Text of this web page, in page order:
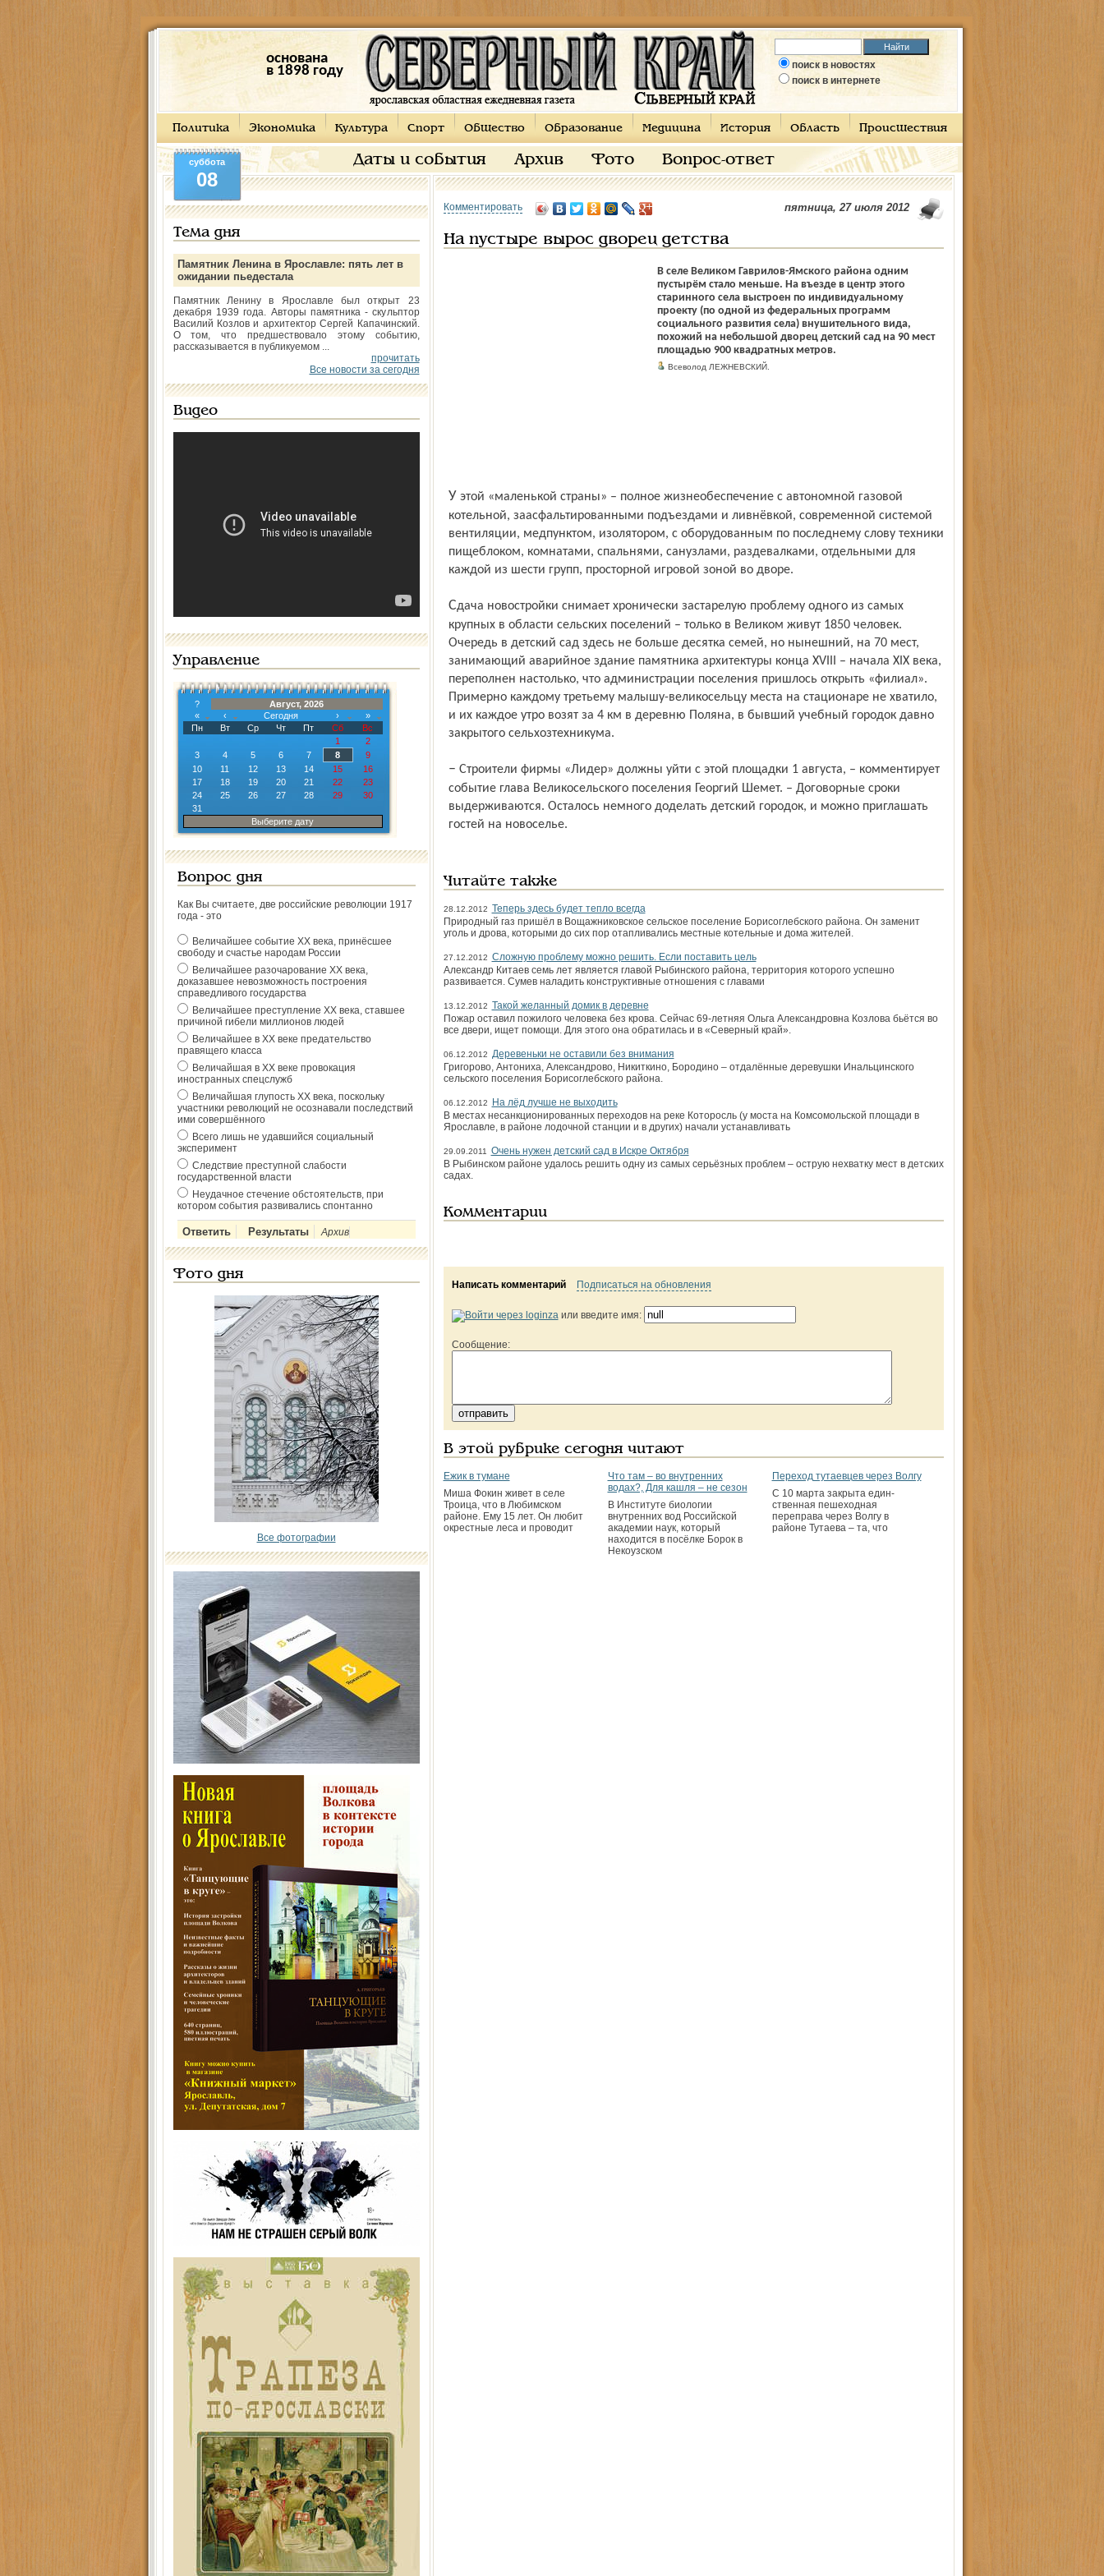
основана
в 1898 году
поиск в новостях
поиск в интернете
Политика Экономика Культура Спорт Общество Образование Медицина История Область Происшествия
Даты и события Архив Фото Вопрос-ответ
суббота
08
Тема дня
Памятник Ленина в Ярославле: пять лет в
ожидании пьедестала
Памятник Ленину в Ярославле был открыт 23
декабря 1939 года. Авторы памятника - скульптор
Василий Козлов и архитектор Сергей Капачинский.
О том, что предшествовало этому событию,
рассказывается в публикуемом ...
прочитать
Все новости за сегодня
Видео
Управление
?
Август, 2026
«
‹ Сегодня ›
»
Пн
Вт Ср Чт Пт Сб
Вс
1
2
3
4 5 6 7 8
9
10
11 12 13 14 15
16
17
18 19 20 21 22
23
24
25 26 27 28 29
30
31
Выберите дату
Вопрос дня
Как Вы считаете, две российские революции 1917
года - это
Величайшее событие ХХ века, принёсшее
свободу и счастье народам России
Величайшее разочарование ХХ века,
доказавшее невозможность построения
справедливого государства
Величайшее преступление ХХ века, ставшее
причиной гибели миллионов людей
Величайшее в ХХ веке предательство
правящего класса
Величайшая в ХХ веке провокация
иностранных спецслужб
Величайшая глупость ХХ века, поскольку
участники революций не осознавали последствий
ими совершённого
Всего лишь не удавшийся социальный
эксперимент
Следствие преступной слабости
государственной власти
Неудачное стечение обстоятельств, при
котором события развивались спонтанно
Архив
Фото дня
Все фотографии
Комментировать пятница, 27 июля 2012
На пустыре вырос дворец детства
В селе Великом Гаврилов-Ямского района одним
пустырём стало меньше. На въезде в центр этого
старинного села выстроен по индивидуальному
проекту (по одной из федеральных программ
социального развития села) внушительного вида,
похожий на небольшой дворец детский сад на 90 мест
площадью 900 квадратных метров.
Всеволод ЛЕЖНЕВСКИЙ.
У этой «маленькой страны» – полное жизнеобеспечение с автономной газовой
котельной, заасфальтированными подъездами и ливнёвкой, современной системой
вентиляции, медпунктом, изолятором, с оборудованным по последнему слову техники
пищеблоком, комнатами, спальнями, санузлами, раздевалками, отдельными для
каждой из шести групп, просторной игровой зоной во дворе.
Сдача новостройки снимает хронически застарелую проблему одного из самых
крупных в области сельских поселений – только в Великом живут 1850 человек.
Очередь в дет­ский сад здесь не больше десятка семей, но нынешний, на 70 мест,
занимающий аварийное здание памятника архитектуры конца XVIII – начала XIX века,
переполнен настолько, что администрации поселения пришлось открыть «филиал».
Примерно каждому третьему малышу-великосельцу места на стационаре не хватило,
и их каждое утро возят за 4 км в деревню Поляна, в бывший учебный городок давно
закрытого сельхозтехникума.
– Строители фирмы «Лидер» должны уйти с этой площадки 1 августа, – комментирует
событие глава Великосельского поселения Георгий Шемет. – Договорные сроки
выдерживаются. Осталось немного доделать детский городок, и можно приглашать
гостей на новоселье.
Читайте также
28.12.2012 Теперь здесь будет тепло всегда
Природный газ пришёл в Вощажниковское сельское поселение Борисоглебского района. Он заменит
уголь и дрова, которыми до сих пор отапливались местные котельные и дома жителей.
27.12.2012 Сложную проблему можно решить. Если поставить цель
Александр Китаев семь лет является главой Рыбинского района, территория которого успешно
развивается. Сумев наладить конструктивные отношения с главами
13.12.2012 Такой желанный домик в деревне
Пожар оставил пожилого человека без крова. Сейчас 69-летняя Ольга Александровна Козлова бьётся во
все двери, ищет помощи. Для этого она обратилась и в «Северный край».
06.12.2012 Деревеньки не оставили без внимания
Григорово, Антониха, Александрово, Никиткино, Бородино – отдалённые деревушки Инальцинского
сельского поселения Борисоглебского района.
06.12.2012
На лёд лучше не выходить
В местах несанкционированных переходов на реке Которосль (у моста на Комсомольской площади в
Ярославле, в районе лодочной станции и в других) начали устанавливать
29.09.2011
Очень нужен детский сад в Искре Октября
В Рыбинском районе удалось решить одну из самых серьёзных проблем – острую нехватку мест в детских
садах.
Комментарии
Написать комментарий Подписаться на обновления
или введите имя:
Сообщение:
В этой рубрике сегодня читают
Ежик в тумане
Миша Фокин живет в селе
Троица, что в Любимском
районе. Ему 15 лет. Он любит
окрестные леса и проводит
Что там – во внутренних
водах?, Для кашля – не сезон
В Институте биологии
внутренних вод Российской
академии наук, который
находится в посёлке Борок в
Некоузском
Переход тутаевцев через Волгу
С 10 марта закрыта един­
ственная пешеходная
переправа через Волгу в
районе Тутаева – та, что